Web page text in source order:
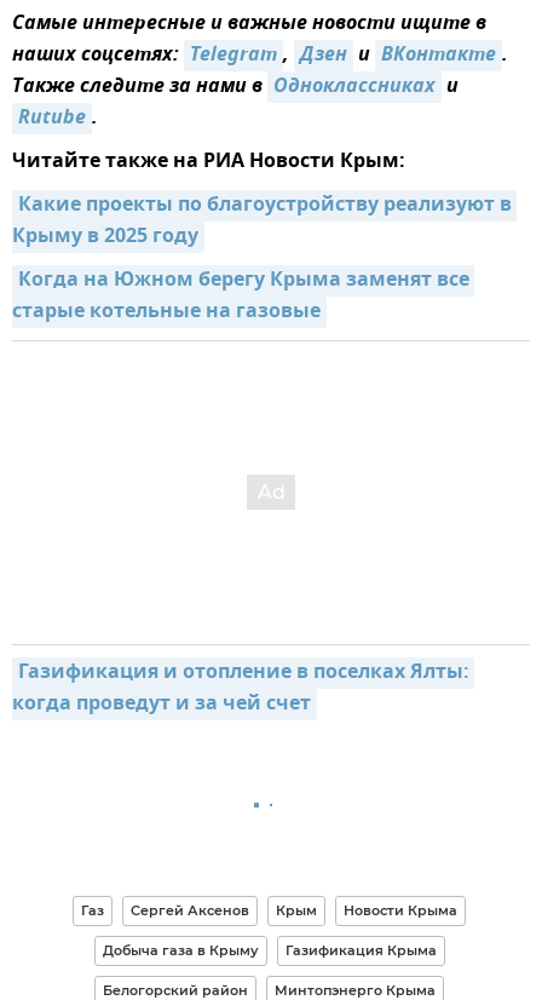
Самые интересные и важные новости ищите в
наших соцсетях: Telegram, Дзен и ВКонтакте.
Также следите за нами в Одноклассниках и
Rutube.
Читайте также на РИА Новости Крым:
Какие проекты по благоустройству реализуют в
Крыму в 2025 году
Когда на Южном берегу Крыма заменят все
старые котельные на газовые
Газификация и отопление в поселках Ялты:
когда проведут и за чей счет
Газ Сергей Аксенов Крым Новости Крыма
Добыча газа в Крыму Газификация Крыма
Белогорский район Минтопэнерго Крыма